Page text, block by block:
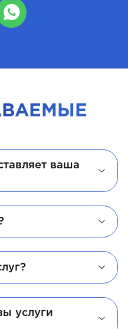
ваша
услуги